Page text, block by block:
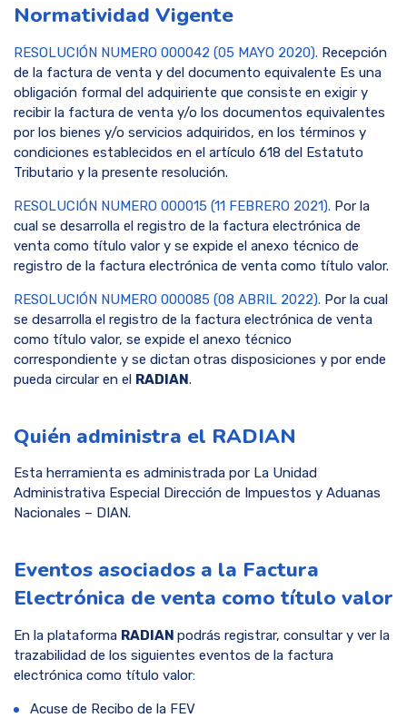
Normatividad Vigente
RESOLUCIÓN NUMERO 000042 (05 MAYO 2020). Recepción
de la factura de venta y del documento equivalente Es una
obligación formal del adquiriente que consiste en exigir y
recibir la factura de venta y/o los documentos equivalentes
por los bienes y/o servicios adquiridos, en los términos y
condiciones establecidos en el artículo 618 del Estatuto
Tributario y la presente resolución.
RESOLUCIÓN NUMERO 000015 (11 FEBRERO 2021). Por la
cual se desarrolla el registro de la factura electrónica de
venta como título valor y se expide el anexo técnico de
registro de la factura electrónica de venta como título valor.
RESOLUCIÓN NUMERO 000085 (08 ABRIL 2022). Por la cual
se desarrolla el registro de la factura electrónica de venta
como título valor, se expide el anexo técnico
correspondiente y se dictan otras disposiciones y por ende
pueda circular en el RADIAN.
Quién administra el RADIAN
Esta herramienta es administrada por La Unidad
Administrativa Especial Dirección de Impuestos y Aduanas
Nacionales – DIAN.
Eventos asociados a la Factura
Electrónica de venta como título valor
En la plataforma RADIAN podrás registrar, consultar y ver la
trazabilidad de los siguientes eventos de la factura
electrónica como título valor:
Acuse de Recibo de la FEV